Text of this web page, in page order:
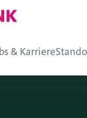
& Karriere